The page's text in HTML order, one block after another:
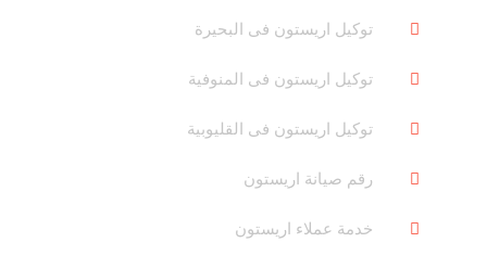
توكيل اريستون فى البحيرة
توكيل اريستون فى المنوفية
توكيل اريستون فى القليوبية
رقم صيانة اريستون
خدمة عملاء اريستون